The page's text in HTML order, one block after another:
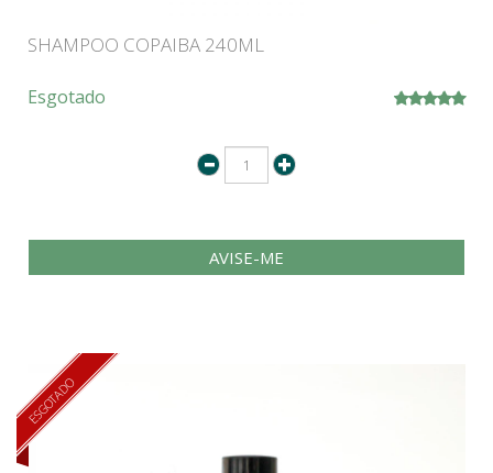
SHAMPOO COPAIBA 240ML
Esgotado
AVISE-ME
ESGOTADO